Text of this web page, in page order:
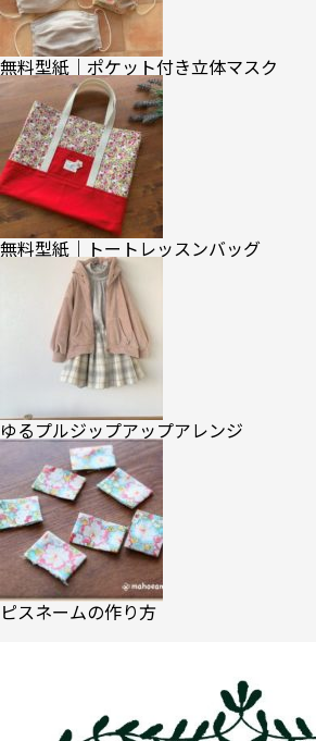
無料型紙｜ポケット付き立体マスク
無料型紙｜トートレッスンバッグ
ゆるプルジップアップアレンジ
ピスネームの作り方